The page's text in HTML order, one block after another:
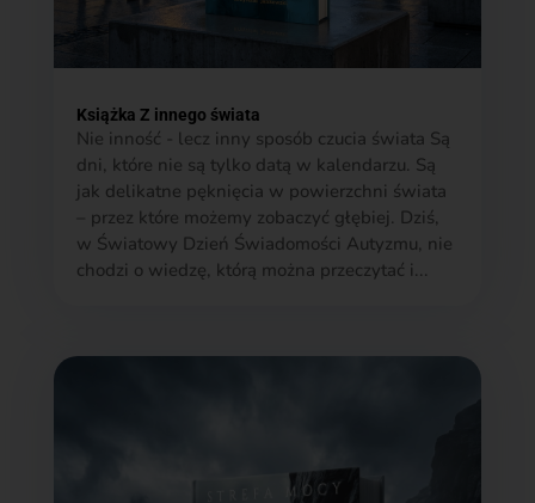
Książka Z innego świata
Nie inność - lecz inny sposób czucia świata Są
dni, które nie są tylko datą w kalendarzu. Są
jak delikatne pęknięcia w powierzchni świata
– przez które możemy zobaczyć głębiej. Dziś,
w Światowy Dzień Świadomości Autyzmu, nie
chodzi o wiedzę, którą można przeczytać i...